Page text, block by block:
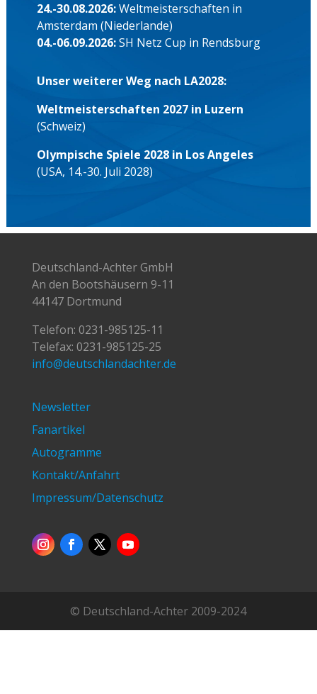
04.-15.08.2026:Trainingslager in Ratzeburg
24.-30.08.2026:
Amsterdam (Niederlande)
04.-06.09.2026:SH Netz Cup in Rendsburg
Weltmeisterschaften 2027 in Luzern
Olympische Spiele 2028 in Los Angeles
(USA, 14.-30. Juli 2028)
An den Bootshäusern 9-11
44147 Dortmund
Telefon:0231-985125-11
Telefax: 0231-985125-25
Fanartikel
Impressum/Datenschutz